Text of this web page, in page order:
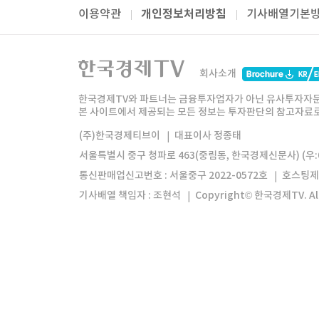
이용약관 개인정보처리방침 기사배열기본
패밀리사이트
한국경제TV
한경미디어그룹 한국경제신문 한국경제
모바일앱 한국경제TV앱
회사소개
한국경제TV와 파트너는 금융투자업자가 아닌 유사투자
본 사이트에서 제공되는 모든 정보는 투자판단의 참고자
(주)한국경제티브이
대표이사 정종태
서울특별시 중구 청파로 463(중림동, 한국경제신문사) (
통신판매업신고번호 : 서울중구 2022-0572호
호스팅
기사배열 책임자 : 조현석
Copyright© 한국경제TV.